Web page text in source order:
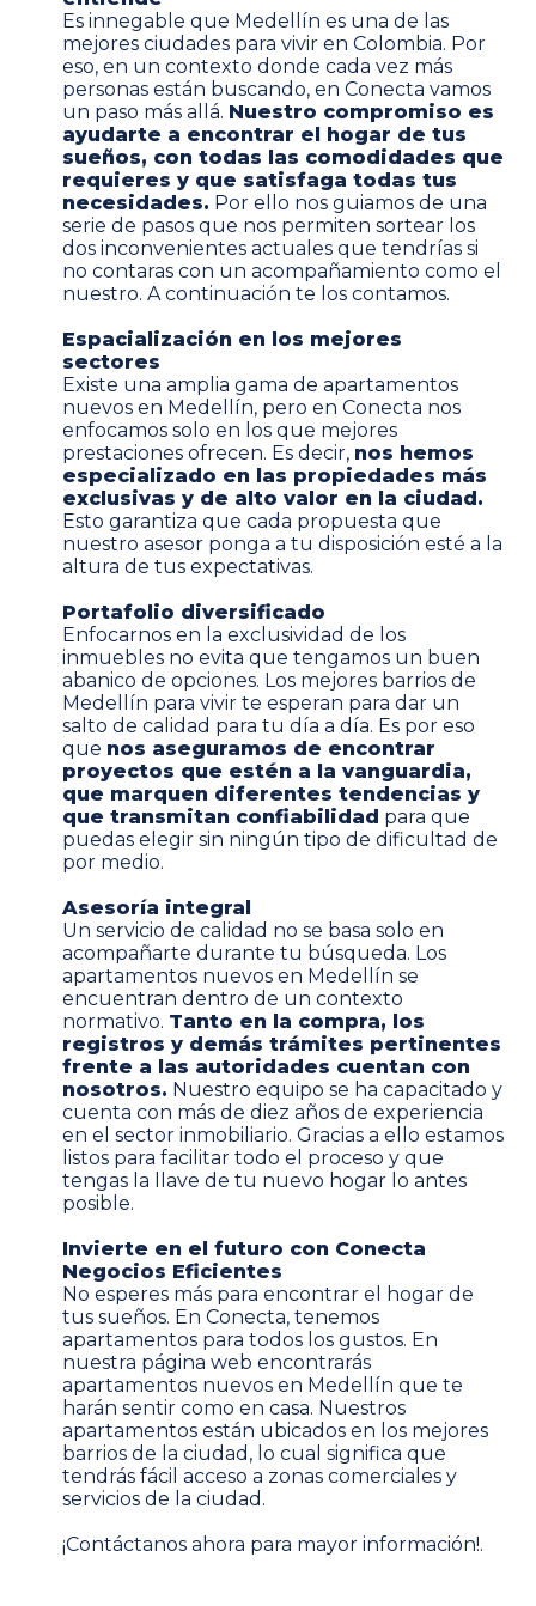
Es innegable que Medellín es una de las
mejores ciudades para vivir en Colombia. Por
eso, en un contexto donde cada vez más
personas están buscando, en Conecta vamos
un paso más allá. Nuestro compromiso es
ayudarte a encontrar el hogar de tus
sueños, con todas las comodidades que
requieres y que satisfaga todas tus
necesidades. Por ello nos guiamos de una
serie de pasos que nos permiten sortear los
dos inconvenientes actuales que tendrías si
no contaras con un acompañamiento como el
nuestro. A continuación te los contamos.
Espacialización en los mejores
sectores
Existe una amplia gama de apartamentos
nuevos en Medellín, pero en Conecta nos
enfocamos solo en los que mejores
prestaciones ofrecen. Es decir, nos hemos
especializado en las propiedades más
exclusivas y de alto valor en la ciudad.
Esto garantiza que cada propuesta que
nuestro asesor ponga a tu disposición esté a la
altura de tus expectativas.
Portafolio diversificado
Enfocarnos en la exclusividad de los
inmuebles no evita que tengamos un buen
abanico de opciones. Los mejores barrios de
Medellín para vivir te esperan para dar un
salto de calidad para tu día a día. Es por eso
que nos aseguramos de encontrar
proyectos que estén a la vanguardia,
que marquen diferentes tendencias y
que transmitan confiabilidad para que
puedas elegir sin ningún tipo de dificultad de
por medio.
Asesoría integral
Un servicio de calidad no se basa solo en
acompañarte durante tu búsqueda. Los
apartamentos nuevos en Medellín se
encuentran dentro de un contexto
normativo. Tanto en la compra, los
registros y demás trámites pertinentes
frente a las autoridades cuentan con
nosotros. Nuestro equipo se ha capacitado y
cuenta con más de diez años de experiencia
en el sector inmobiliario. Gracias a ello estamos
listos para facilitar todo el proceso y que
tengas la llave de tu nuevo hogar lo antes
posible.
Invierte en el futuro con Conecta
Negocios Eficientes
No esperes más para encontrar el hogar de
tus sueños. En Conecta, tenemos
apartamentos para todos los gustos. En
nuestra página web encontrarás
apartamentos nuevos en Medellín que te
harán sentir como en casa. Nuestros
apartamentos están ubicados en los mejores
barrios de la ciudad, lo cual significa que
tendrás fácil acceso a zonas comerciales y
servicios de la ciudad.
¡Contáctanos ahora para mayor información!.